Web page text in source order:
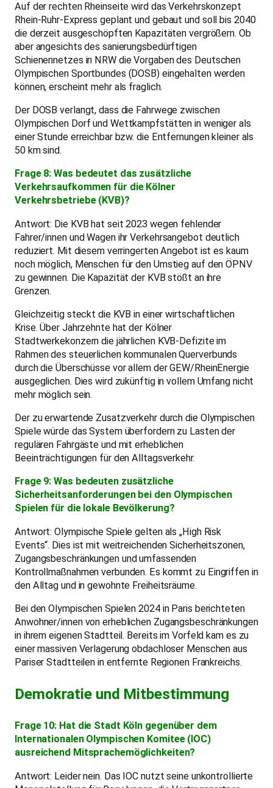
Auf der rechten Rheinseite wird das Verkehrskonzept
Rhein-Ruhr-Express geplant und gebaut und soll bis 2040
die derzeit ausgeschöpften Kapazitäten vergrößern. Ob
aber angesichts des sanierungsbedürftigen
Schienennetzes in NRW die Vorgaben des Deutschen
Olympischen Sportbundes (DOSB) eingehalten werden
können, erscheint mehr als fraglich.
Der DOSB verlangt, dass die Fahrwege zwischen
Olympischen Dorf und Wettkampfstätten in weniger als
einer Stunde erreichbar bzw. die Entfernungen kleiner als
50 km sind.
Frage 8: Was bedeutet das zusätzliche
Verkehrsaufkommen für die Kölner
Verkehrsbetriebe (KVB)?
Antwort: Die KVB hat seit 2023 wegen fehlender
Fahrer/innen und Wagen ihr Verkehrsangebot deutlich
reduziert. Mit diesem verringerten Angebot ist es kaum
noch möglich, Menschen für den Umstieg auf den ÖPNV
zu gewinnen. Die Kapazität der KVB stößt an ihre
Grenzen.
Gleichzeitig steckt die KVB in einer wirtschaftlichen
Krise. Über Jahrzehnte hat der Kölner
Stadtwerkekonzern die jährlichen KVB-Defizite im
Rahmen des steuerlichen kommunalen Querverbunds
durch die Überschüsse vor allem der GEW/RheinEnergie
ausgeglichen. Dies wird zukünftig in vollem Umfang nicht
mehr möglich sein.
Der zu erwartende Zusatzverkehr durch die Olympischen
Spiele würde das System überfordern zu Lasten der
regulären Fahrgäste und mit erheblichen
Beeinträchtigungen für den Alltagsverkehr.
Frage 9: Was bedeuten zusätzliche
Sicherheitsanforderungen bei den Olympischen
Spielen für die lokale Bevölkerung?
Antwort: Olympische Spiele gelten als „High Risk
Events“. Dies ist mit weitreichenden Sicherheitszonen,
Zugangsbeschränkungen und umfassenden
Kontrollmaßnahmen verbunden. Es kommt zu Eingriffen in
den Alltag und in gewohnte Freiheitsräume.
Bei den Olympischen Spielen 2024 in Paris berichteten
Anwohner/innen von erheblichen Zugangsbeschränkungen
in ihrem eigenen Stadtteil. Bereits im Vorfeld kam es zu
einer massiven Verlagerung obdachloser Menschen aus
Pariser Stadtteilen in entfernte Regionen Frankreichs.
Demokratie und Mitbestimmung
Frage 10: Hat die Stadt Köln gegenüber dem
Internationalen Olympischen Komitee (IOC)
ausreichend Mitsprachemöglichkeiten?
Antwort: Leider nein. Das IOC nutzt seine unkontrollierte